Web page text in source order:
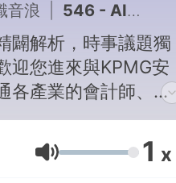
音浪 546 - AI深偽詐騙升級，駭客入侵人機協作生態系！如何提升AI識讀力？資安防禦怎麼做？真實案例帶你拆穿騙局 | EP543
闢解析，時事議題獨
迎您進來與KPMG安
各產業的會計師、顧
聊。跟上熱門話題、
訊，讓吸收知識成日
音量 1 x